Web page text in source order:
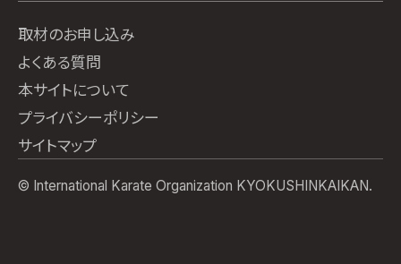
取材のお申し込み
よくある質問
本サイトについて
プライバシーポリシー
サイトマップ
© International Karate Organization KYOKUSHINKAIKAN.